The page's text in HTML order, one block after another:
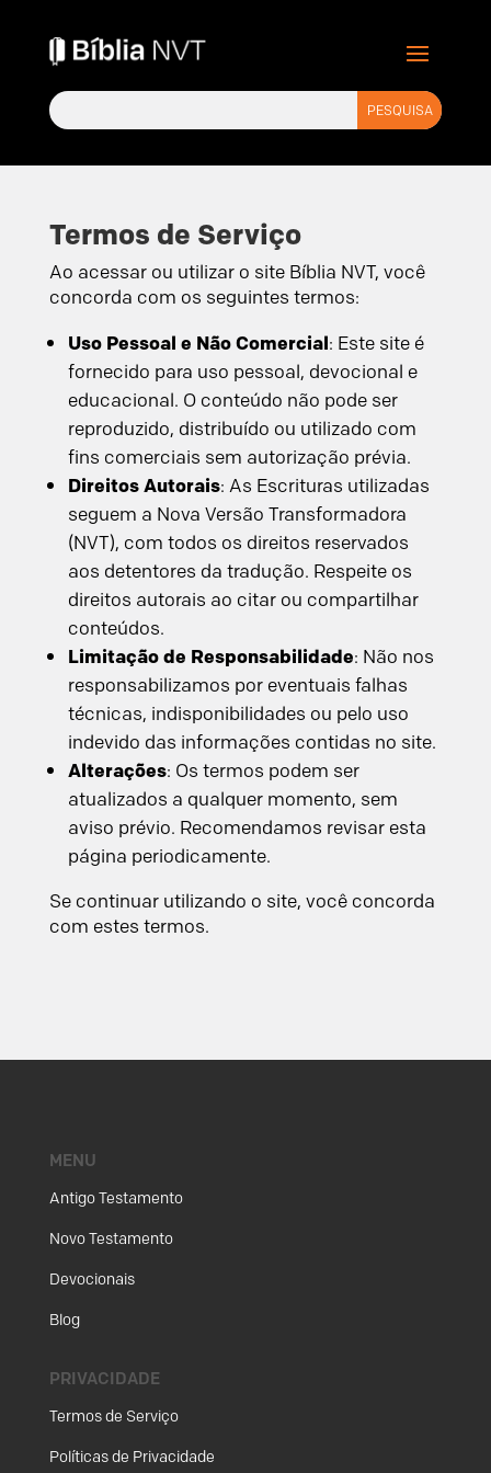
Termos de Serviço
Ao acessar ou utilizar o site Bíblia NVT, você
concorda com os seguintes termos:
Uso Pessoal e Não Comercial: Este site é
fornecido para uso pessoal, devocional e
educacional. O conteúdo não pode ser
reproduzido, distribuído ou utilizado com
fins comerciais sem autorização prévia.
Direitos Autorais: As Escrituras utilizadas
seguem a Nova Versão Transformadora
(NVT), com todos os direitos reservados
aos detentores da tradução. Respeite os
direitos autorais ao citar ou compartilhar
conteúdos.
Limitação de Responsabilidade: Não nos
responsabilizamos por eventuais falhas
técnicas, indisponibilidades ou pelo uso
indevido das informações contidas no site.
Alterações: Os termos podem ser
atualizados a qualquer momento, sem
aviso prévio. Recomendamos revisar esta
página periodicamente.
Se continuar utilizando o site, você concorda
com estes termos.
MENU
Antigo Testamento
Novo Testamento
Devocionais
Blog
PRIVACIDADE
Termos de Serviço
Políticas de Privacidade